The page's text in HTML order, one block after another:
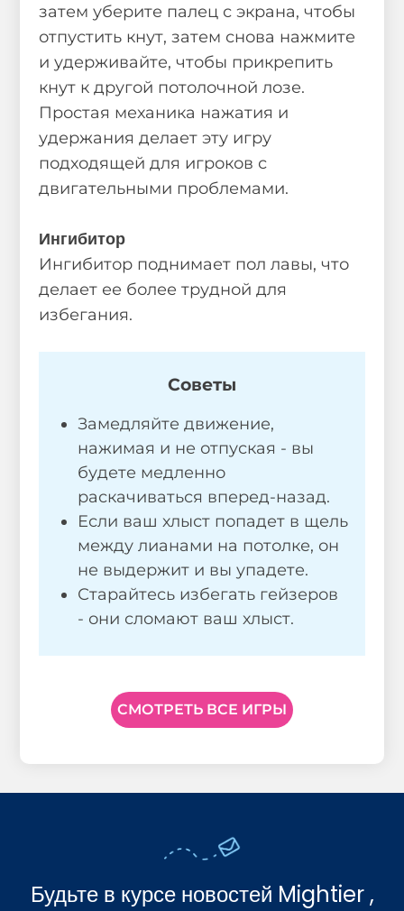
затем уберите палец с экрана, чтобы
отпустить кнут, затем снова нажмите
и удерживайте, чтобы прикрепить
кнут к другой потолочной лозе.
Простая механика нажатия и
удержания делает эту игру
подходящей для игроков с
двигательными проблемами.
Ингибитор
Ингибитор поднимает пол лавы, что
делает ее более трудной для
избегания.
Советы
Замедляйте движение,
нажимая и не отпуская - вы
будете медленно
раскачиваться вперед-назад.
Если ваш хлыст попадет в щель
между лианами на потолке, он
не выдержит и вы упадете.
Старайтесь избегать гейзеров
- они сломают ваш хлыст.
СМОТРЕТЬ ВСЕ ИГРЫ
Будьте в курсе новостей Mightier ,